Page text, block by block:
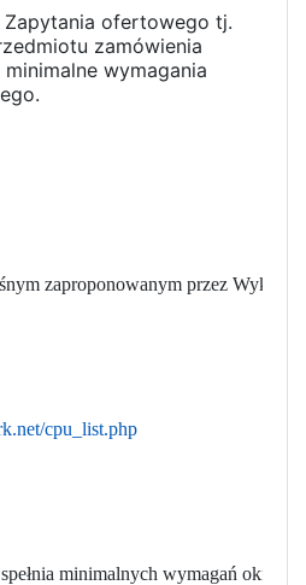
Zapytania ofertowego tj.
zamówienia
wymagania
zaproponowanym przez
cpu_list.php
minimalnych wymagań